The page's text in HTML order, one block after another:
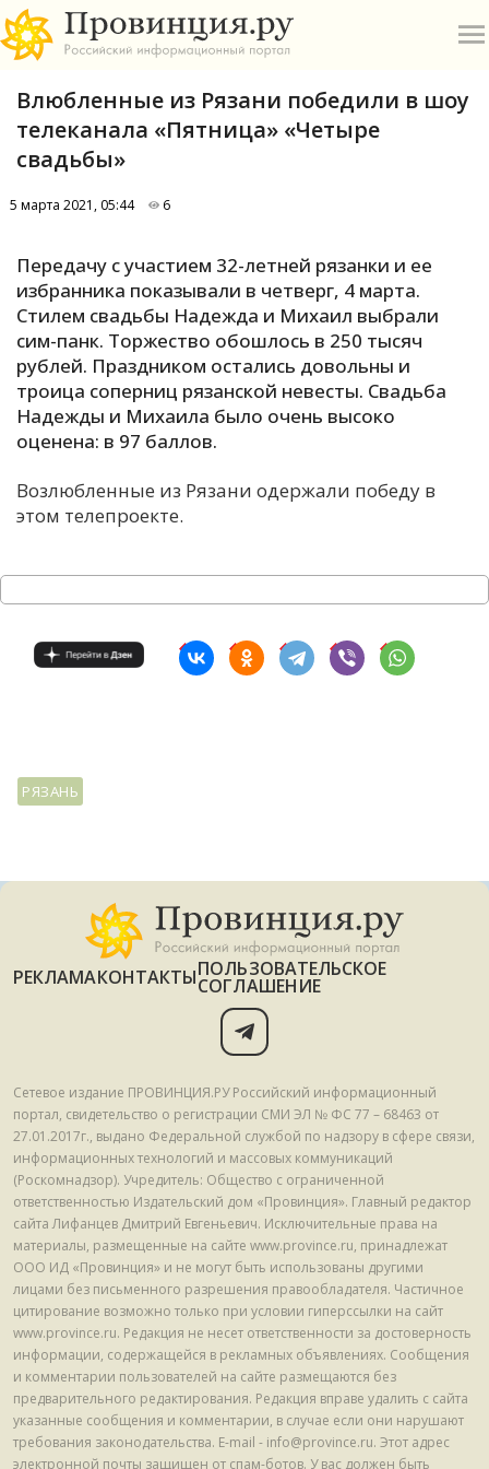
А
Б
В
К
Н
П
Т
Я
Влюбленные из Рязани победили в шоу
телеканала «Пятница» «Четыре
свадьбы»
5 марта 2021, 05:44 6
Передачу с участием 32-летней рязанки и ее
избранника показывали в четверг, 4 марта.
Стилем свадьбы Надежда и Михаил выбрали
сим-панк. Торжество обошлось в 250 тысяч
рублей. Праздником остались довольны и
троица соперниц рязанской невесты. Свадьба
Надежды и Михаила было очень высоко
оценена: в 97 баллов.
Возлюбленные из Рязани одержали победу в
этом телепроекте.
РЯЗАНЬ
РЕКЛАМАКОНТАКТЫПОЛЬЗОВАТЕЛЬСКОЕ
СОГЛАШЕНИЕ
Сетевое издание ПРОВИНЦИЯ.РУ Российский информационный
портал, свидетельство о регистрации СМИ ЭЛ № ФС 77 – 68463 от
27.01.2017г., выдано Федеральной службой по надзору в сфере связи,
информационных технологий и массовых коммуникаций
(Роскомнадзор). Учредитель: Общество с ограниченной
ответственностью Издательский дом «Провинция». Главный редактор
сайта Лифанцев Дмитрий Евгеньевич. Исключительные права на
материалы, размещенные на сайте www.province.ru, принадлежат
ООО ИД «Провинция» и не могут быть использованы другими
лицами без письменного разрешения правообладателя. Частичное
цитирование возможно только при условии гиперссылки на сайт
www.province.ru. Редакция не несет ответственности за достоверность
информации, содержащейся в рекламных объявлениях. Сообщения
и комментарии пользователей на сайте размещаются без
предварительного редактирования. Редакция вправе удалить с сайта
указанные сообщения и комментарии, в случае если они нарушают
требования законодательства. E-mail - info@province.ru. Этот адрес
электронной почты защищен от спам-ботов. У вас должен быть